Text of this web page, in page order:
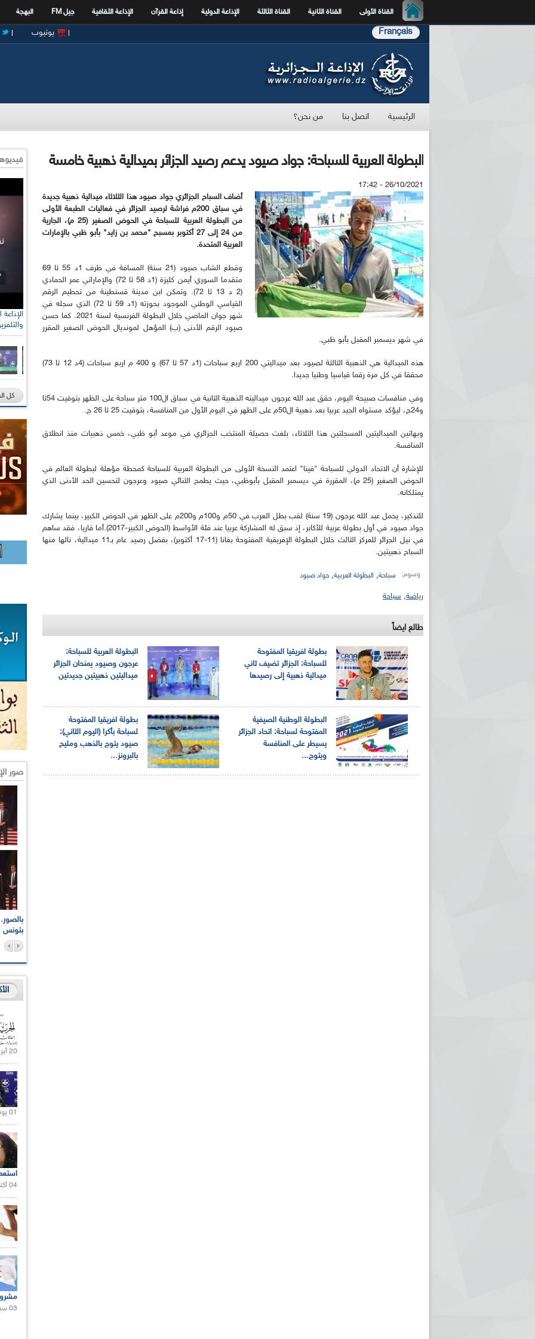
القناة الأولى القناة الثانية القناة الثالثة الإذاعة الدولية إذاعة القرآن الإذاعة الثقافية جيل FM البهجة
Français يوتيوب
الرئيسية اتصل بنا من نحن؟
البطولة العربية للسباحة: جواد صيود يدعم رصيد الجزائر بميدالية ذهبية خامسة
26/10/2021 - 17:42
أضاف السباح الجزائري جواد صيود هذا الثلاثاء ميدالية ذهبية جديدة
في سباق 200م فراشة لرصيد الجزائر في فعاليات الطبعة الأولى
من البطولة العربية للسباحة في الحوض الصغير (25 م)، الجارية
من 24
إلى 27 أكتوبر بمسبح "محمد بن زايد" بأبو ظبي بالإمارات
العربية المتحدة.
وقطع الشاب صيود (21 سنة) المسافة في ظرف 1د 55 ثا 69
متقدما السوري أيمن كليزة (1د 58 ثا 72) والإماراتي عمر الحمادي
(2 د 13 ثا 72). وتمكن ابن مدينة قسنطينة من تحطيم الرقم
القياسي الوطني الموجود بحوزته (1د 59 ثا 72) الذي سجله في
شهر جوان الماضي خلال البطولة الفرنسية لسنة 2021. كما حسن
صيود الرقم الأدنى (ب) المؤهل لمونديال الحوض الصغير المقرر
في شهر ديسمبر المقبل بأبو ظبي.
هذه الميدالية هي الذهبية الثالثة لصيود بعد ميداليتي 200 اربع سباحات (1د 57 ثا 67) و 400 م اربع سباحات (4د 12 ثا 73)
محققا في كل مرة رقما قياسيا وطنيا جديدا.
وفي منافسات صبيحة اليوم، حقق عبد الله عرجون ميداليته الذهبية الثانية في سباق ال100 متر سباحة على الظهر بتوقيت 54ثا
و24ج، ليؤكد مستواه الجيد عربيا بعد ذهبية ال50م على الظهر في اليوم الأول من المنافسة، بتوقيت 25 ثا 26 ج.
وبهاتين الميداليتين المسجلتين هذا الثلاثاء، بلغت حصيلة المنتخب الجزائري في موعد أبو ظبي، خمس ذهبيات منذ انطلاق
المنافسة.
للإشارة أن الاتحاد الدولي للسباحة "فينا" اعتمد النسخة الأولى من البطولة العربية للسباحة كمحطة مؤهلة لبطولة العالم في
الحوض الصغير (25 م)، المقررة في ديسمبر المقبل بأبوظبي، حيث يطمح الثنائي صيود وعرجون لتحسين الحد الأدنى الذي
يمتلكانه.
للتذكير، يحمل عبد الله عرجون (19 سنة) لقب بطل العرب في 50م و100م و200م على الظهر في الحوض الكبير، بينما يشارك
جواد صيود في أول بطولة عربية للأكابر، إذ سبق له المشاركة عربيا عند فئة الأواسط (الحوض الكبير-2017).أما قاريا، فقد ساهم
في نيل الجزائر للمركز الثالث خلال البطولة الإفريقية المفتوحة بغانا (11-17 أكتوبر)، بفضل رصيد عام بـ11 ميدالية، نالها منها
السباح ذهبيتين.
وسوم: سباحة, البطولة العربية, جواد صيود
رياضة, سباحة
طالع ايضاً
البطولة العربية للسباحة:
عرجون وصيود يمنحان الجزائر
ميداليتين ذهبيتين جديدتين
بطولة افريقيا المفتوحة
للسباحة: الجزائر تضيف ثاني
ميدالية ذهبية إلى رصيدها
بطولة افريقيا المفتوحة
لسباحة بأكرا (اليوم الثاني):
صيود يتوج بالذهب ومليح
بالبرونز...
البطولة الوطنية الصيفية
المفتوحة لسباحة: اتحاد الجزائر
يسيطر على المنافسة
ويتوج...
كل
صور
بتونس
20 أبريل 2021 |
01 يونيو 2021 |
04 أكتوبر 2020 |
03 سبتمبر 2020 |